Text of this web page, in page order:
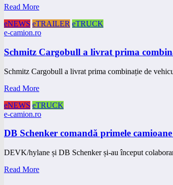
Read More
eNEWS eTRAILER eTRUCK
e-camion.ro
Schmitz Cargobull a livrat prima
Schmitz Cargobull a livrat prima combinație de
Read More
eNEWS eTRUCK
e-camion.ro
DB Schenker comandă primele
DEVK/hylane și DB Schenker și-au început
Read More